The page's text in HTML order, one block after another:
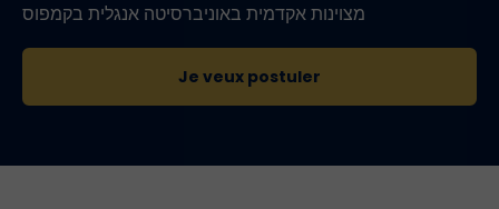
מצוינות אקדמית באוניברסיטה אנגלית בקמפוס
Je veux postuler